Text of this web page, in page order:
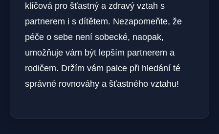
klíčová pro šťastný a zdravý vztah s
partnerem i s ⁢dítětem. Nezapomeňte, že
péče o sebe není sobecké, naopak,
umožňuje ‍vám být lepším‍ partnerem a
rodičem. Držím vám palce při hledání té
správné rovnováhy a šťastného vztahu!